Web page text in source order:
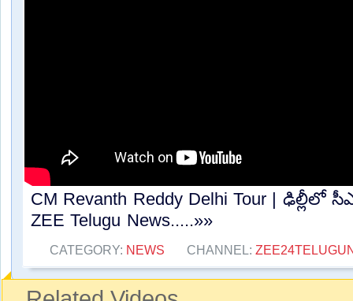
CM Revanth Reddy Delhi Tour | ఢిల్లీలో
ZEE Telugu News.....»»
CATEGORY: NEWS CHANNEL: